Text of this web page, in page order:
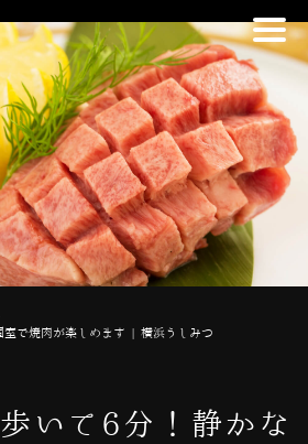
で焼肉が楽しめます | 横浜うしみつ
いて6分！静かな